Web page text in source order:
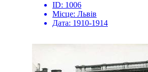
ID: 1006
Місце: Львів
Дата: 1910-1914